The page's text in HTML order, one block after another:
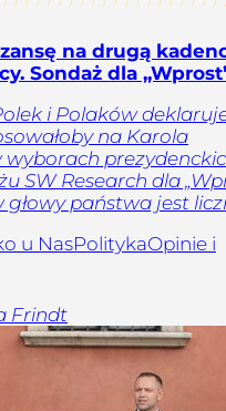
na drugą
Sondaż dla
i Polaków
na Karola
SW Research dla
państwa jest
u NasPolitykaOpinie i
Frindt